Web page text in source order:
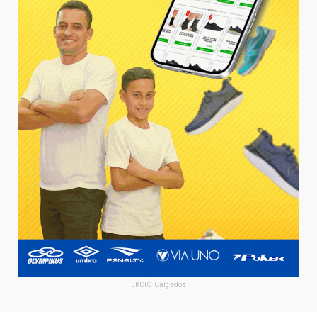
LKCIO Calçados